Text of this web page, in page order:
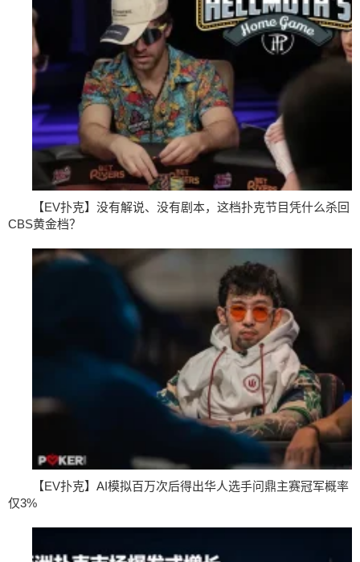
【EV扑克】没有解说、没有剧本，这档扑克节目凭什么杀回
CBS黄金档？
【EV扑克】AI模拟百万次后得出华人选手问鼎主赛冠军概率
仅3%